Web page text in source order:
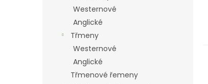
Westernové
Anglické
Třmeny
Westernové
Anglické
Třmenové řemeny